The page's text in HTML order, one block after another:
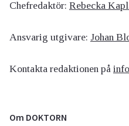
Chefredaktör: Rebecka
Ansvarig utgivare: Johan
Kontakta redaktionen på
Om DOKTORN